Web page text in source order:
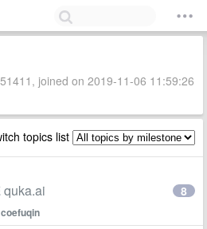
joined on 2019-11-06 11:59:26
topics list
quka.ai
coefuqin
8